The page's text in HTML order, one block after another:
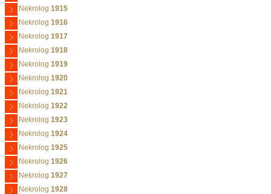
Nekrolog 1915
Nekrolog 1916
Nekrolog 1917
Nekrolog 1918
Nekrolog 1919
Nekrolog 1920
Nekrolog 1921
Nekrolog 1922
Nekrolog 1923
Nekrolog 1924
Nekrolog 1925
Nekrolog 1926
Nekrolog 1927
Nekrolog 1928